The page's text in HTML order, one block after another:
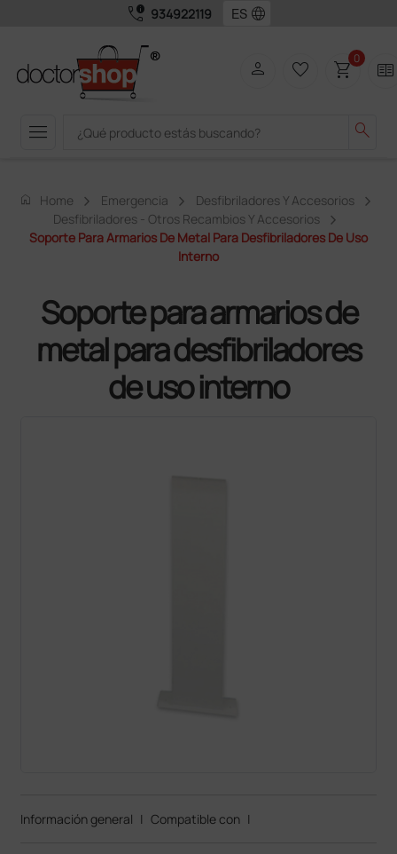
call_quality 934922119 language
menu search
person favorite_border shopping_cart0 two_pager
home Home Emergencia
Desfibriladores Y Accesorios
Desfibriladores - Otros Recambios Y Accesorios
Soporte Para Armarios De Metal Para Desfibriladores De Uso
Interno
Soporte para armarios de
metal para desfibriladores
de uso interno
Información general | Compatible con |